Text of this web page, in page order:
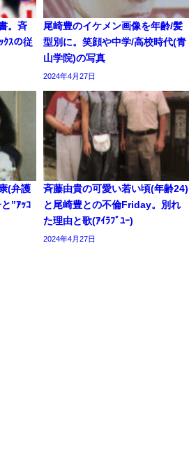
。斉
ｸｽの従
尾崎豊のイケメン画像を年齢/髪
型別に。笑顔や中学/高校時代(青
山学院)の写真
2024年4月27日
(弁護
”ｱｯｺ
斉藤由貴の可愛い若い頃(年齢24)
と尾崎豊との不倫Friday。別れ
た理由と歌(ｱｲﾗﾌﾞﾕｰ)
2024年4月27日